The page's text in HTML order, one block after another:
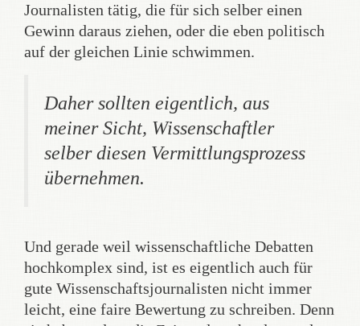
Journalisten tätig, die für sich selber einen
Gewinn daraus ziehen, oder die eben politisch
auf der gleichen Linie schwimmen.
Daher sollten eigentlich, aus
meiner Sicht, Wissenschaftler
selber diesen Vermittlungsprozess
übernehmen.
Und gerade weil wissenschaftliche Debatten
hochkomplex sind, ist es eigentlich auch für
gute Wissenschaftsjournalisten nicht immer
leicht, eine faire Bewertung zu schreiben. Denn